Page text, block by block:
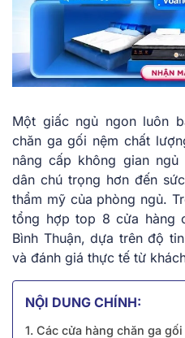
Một giấc ngủ ngon luôn
chăn ga gối nệm chất
nâng cấp không gian
dân chú trọng hơn đến
thẩm mỹ của phòng ngủ.
tổng hợp top 8 cửa hàng
Bình Thuận, dựa trên độ
và đánh giá thực tế từ
NỘI DUNG CHÍNH:
1. Các cửa hàng chăn ga